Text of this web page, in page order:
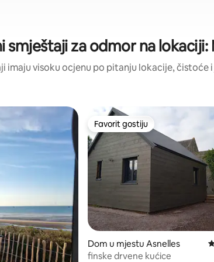
smještaji za odmor na lokaciji:
imaju visoku ocjenu po pitanju lokacije, čistoće
Favorit gostiju
Favorit gostiju
Dom u mjestu Asnelles
finske drvene kućice